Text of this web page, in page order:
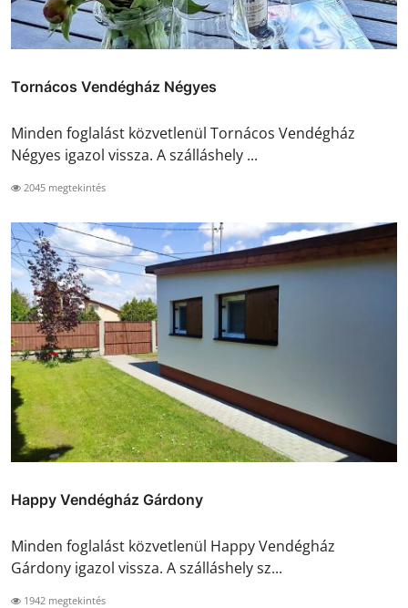
Tornácos Vendégház Négyes
Minden foglalást közvetlenül Tornácos Vendégház
Négyes igazol vissza. A szálláshely ...
2045 megtekintés
Happy Vendégház Gárdony
Minden foglalást közvetlenül Happy Vendégház
Gárdony igazol vissza. A szálláshely sz...
1942 megtekintés